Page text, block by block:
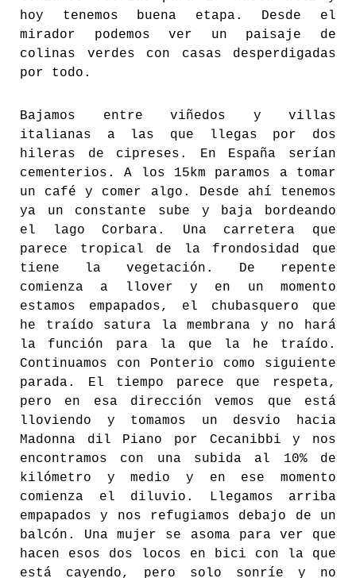
hoy tenemos buena etapa. Desde el
mirador podemos ver un paisaje de
colinas verdes con casas desperdigadas
por todo.
Bajamos entre viñedos y villas
italianas a las que llegas por dos
hileras de cipreses. En España serían
cementerios. A los 15km paramos a tomar
un café y comer algo. Desde ahí tenemos
ya un constante sube y baja bordeando
el lago Corbara. Una carretera que
parece tropical de la frondosidad que
tiene la vegetación. De repente
comienza a llover y en un momento
estamos empapados, el chubasquero que
he traído satura la membrana y no hará
la función para la que la he traído.
Continuamos con Ponterio como siguiente
parada. El tiempo parece que respeta,
pero en esa dirección vemos que está
lloviendo y tomamos un desvio hacia
Madonna dil Piano por Cecanibbi y nos
encontramos con una subida al 10% de
kilómetro y medio y en ese momento
comienza el diluvio. Llegamos arriba
empapados y nos refugiamos debajo de un
balcón. Una mujer se asoma para ver que
hacen esos dos locos en bici con la que
está cayendo, pero solo sonríe y no